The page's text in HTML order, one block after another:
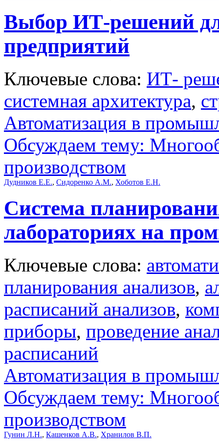
Выбор ИТ-решений
предприятий
Ключевые слова: ИТ-
системная архитектура,
Автоматизация в
Обсуждаем тему:
производством
Дудников Е.Е., Сидоренко А.М., Хоботов Е.Н.
Система
лабораториях на
Ключевые слова:
планирования анализов,
расписаний анализов,
приборы, проведение
расписаний
Автоматизация в
Обсуждаем тему:
производством
Гунин Л.Н., Кашенков А.В., Хранилов В.П.